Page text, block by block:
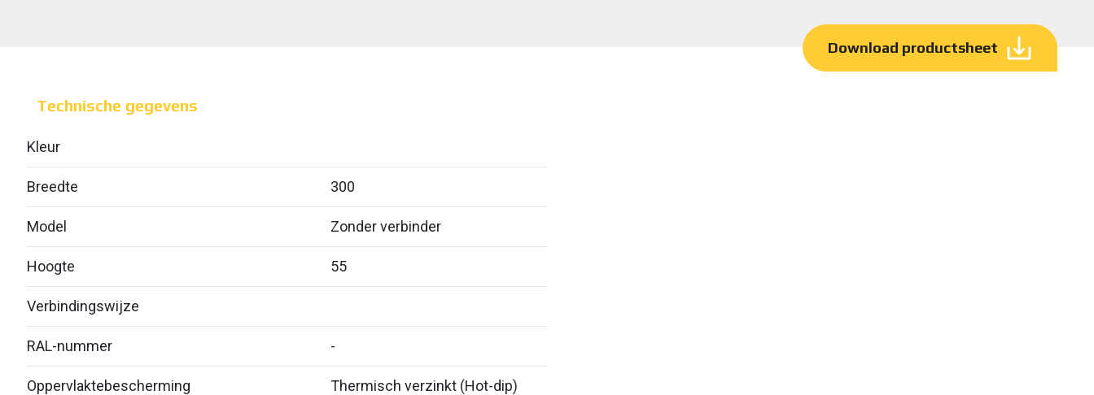
Download productsheet
Technische gegevens
Kleur
Breedte 300
Model Zonder verbinder
Hoogte 55
Verbindingswijze
RAL-nummer -
Oppervlaktebescherming Thermisch verzinkt (Hot-dip)